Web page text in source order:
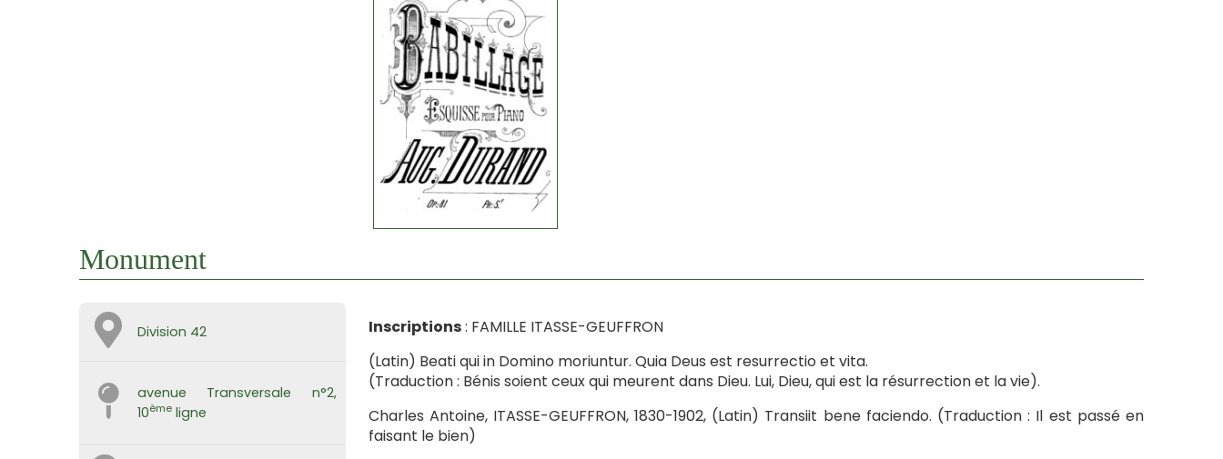
Monument
Division 42
avenue Transversale n°2,
10ème ligne
Inscriptions: FAMILLE ITASSE-GEUFFRON
(Latin) Beati qui in Domino moriuntur. Quia Deus est resurrectio et vita.
(Traduction : Bénis soient ceux qui meurent dans Dieu. Lui, Dieu, qui est la résurrection et la vie).
Charles Antoine, ITASSE-GEUFFRON, 1830-1902, (Latin) Transiit bene faciendo. (Traduction : Il est passé en
faisant le bien)